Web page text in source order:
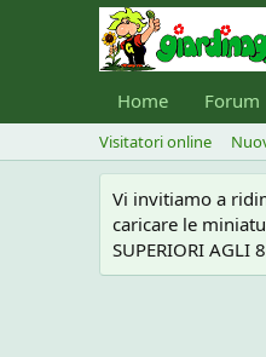
Home Forum
Visitatori online
Vi invitiamo a
caricare le
SUPERIORI AGLI